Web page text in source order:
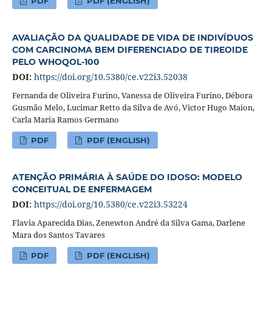
AVALIAÇÃO DA QUALIDADE DE VIDA DE INDIVÍDUOS
COM CARCINOMA BEM DIFERENCIADO DE TIREOIDE
PELO WHOQOL-100
DOI: https://doi.org/10.5380/ce.v22i3.52038
Fernanda de Oliveira Furino, Vanessa de Oliveira Furino, Débora
Gusmão Melo, Lucimar Retto da Silva de Avó, Victor Hugo Maion,
Carla Maria Ramos Germano
PDF PDF (ENGLISH)
ATENÇÃO PRIMÁRIA À SAÚDE DO IDOSO: MODELO
CONCEITUAL DE ENFERMAGEM
DOI: https://doi.org/10.5380/ce.v22i3.53224
Flavia Aparecida Dias, Zenewton André da Silva Gama, Darlene
Mara dos Santos Tavares
PDF PDF (ENGLISH)